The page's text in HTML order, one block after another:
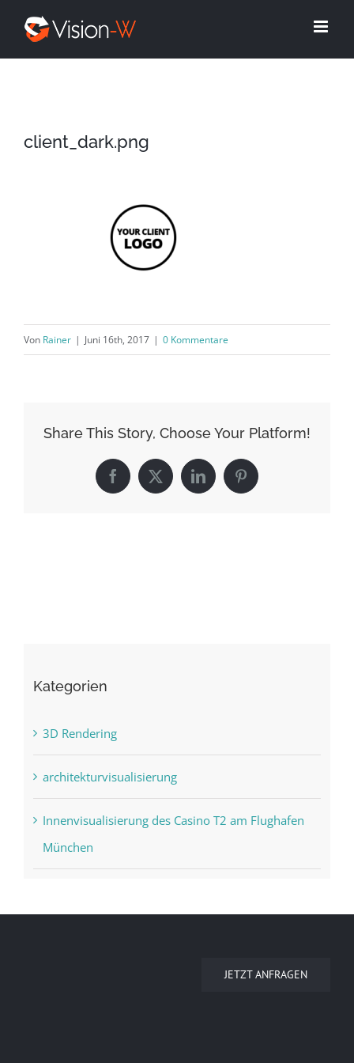
client_dark.png
Von Rainer | Juni 16th, 2017 | 0 Kommentare
Share This Story, Choose Your Platform!
Facebook
X LinkedInPinterest
Kategorien
3D Rendering
architekturvisualisierung
Innenvisualisierung des Casino T2 am Flughafen
München
JETZT ANFRAGEN